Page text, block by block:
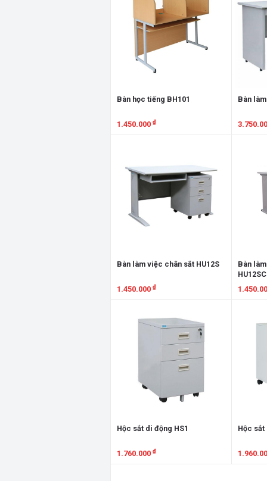
Bàn học tiếng BH101
1.450.000 ₫
Bàn
Bàn làm việc chân sắt HU12S
1.450.000 ₫
Bàn
Hộc sắt di động HS1
1.760.000 ₫
Hộc sắt